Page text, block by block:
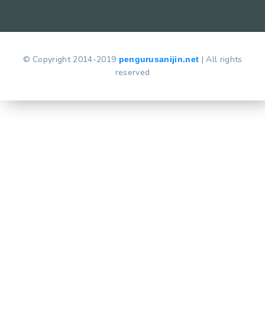
© Copyright 2014-2019 pengurusanijin.net | All rights
reserved